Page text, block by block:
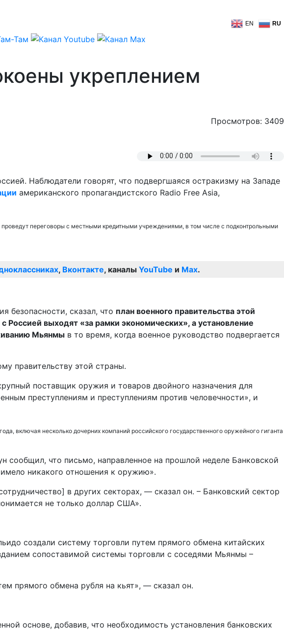
EN RU
укреплением
Просмотров: 3409
Наблюдатели говорят, что подвергшаяся остракизму на Западе
американского пропагандистского Radio Free Asia,
переговоры с местными кредитными учреждениями, в том числе с подконтрольными
, Вконтакте, каналы YouTube и Max.
безопасности, сказал, что план военного правительства этой
Россией выходят «за рамки экономических», а установление
Мьянмы в то время, когда военное руководство подвергается
правительству этой страны.
поставщик оружия и товаров двойного назначения для
преступлениям и преступлениям против человечности», и
включая несколько дочерних компаний российского государственного оружейного гиганта
сообщил, что письмо, направленное на прошлой неделе Банковской
никакого отношения к оружию».
в других секторах, — сказал он. – Банковский сектор
не только доллар США».
создали систему торговли путем прямого обмена китайских
сопоставимой системы торговли с соседями Мьянмы –
прямого обмена рубля на кьят», — сказал он.
основе, добавив, что необходимость установления банковских